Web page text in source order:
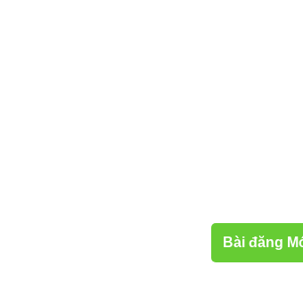
Bài đăng